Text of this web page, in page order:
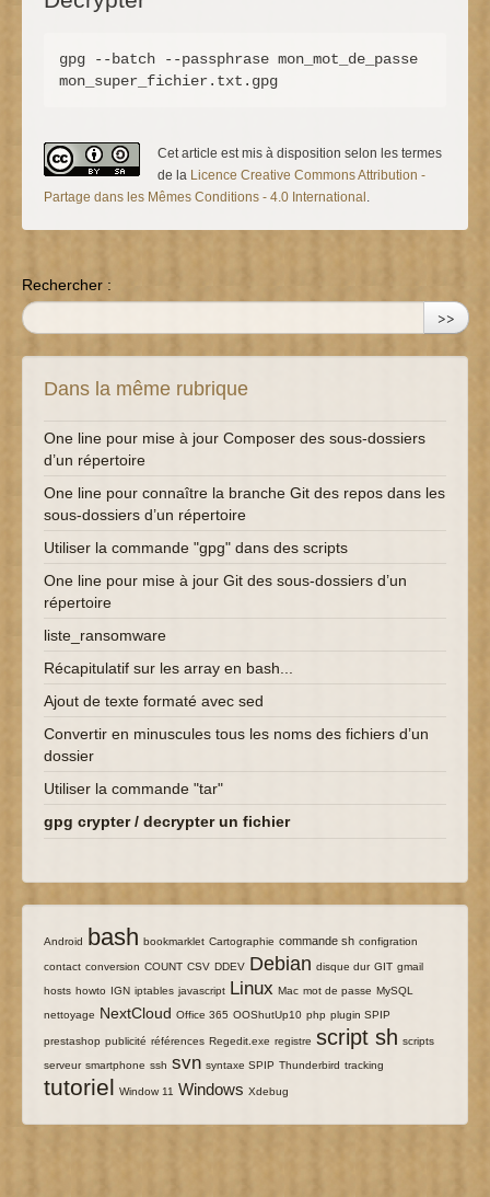
gpg --batch --passphrase mon_mot_de_passe
mon_super_fichier.txt.gpg
Cet article est mis à disposition selon les termes
de la Licence Creative Commons Attribution -
Partage dans les Mêmes Conditions - 4.0 International
Rechercher :
>>
Dans la même rubrique
One line pour mise à jour Composer des sous-dossiers
d’un répertoire
One line pour connaître la branche Git des repos dans les
sous-dossiers d’un répertoire
Utiliser la commande "gpg" dans des scripts
One line pour mise à jour Git des sous-dossiers d’un
répertoire
liste_ransomware
Récapitulatif sur les array en bash...
Ajout de texte formaté avec sed
Convertir en minuscules tous les noms des fichiers d’un
dossier
Utiliser la commande "tar"
gpg crypter / decrypter un fichier
6/137
Android
137/137bash
14/137 bookmarklet
5/137 Cartographie
33/137 commande sh
13/137 configration
7/137
contact
7/137 conversion
7/137 COUNT
7/137 CSV
14/137 DDEV
100/137 Debian
7/137 disque dur
7/137 GIT
7/137 gmail
7/137
hosts
9/137howto
5/137 IGN
3/137 iptables
14/137 javascript
90/137 Linux
20/137 Mac
9/137 mot de passe
23/137 MySQL
7/137
nettoyage
63/137 NextCloud
7/137 Office 365
7/137 OOShutUp10
7/137 php
21/137 plugin SPIP
9/137
prestashop
7/137 publicité
24/137 références
6/137 Regedit.exe
6/137 registre
111/137 script sh
7/137 scripts
3/137
serveur
5/137 smartphone
3/137 ssh
95/137 svn
13/137 syntaxe SPIP
27/137 Thunderbird
7/137 tracking
121/137
tutoriel
6/137 Window 11
80/137 Windows
7/137 Xdebug